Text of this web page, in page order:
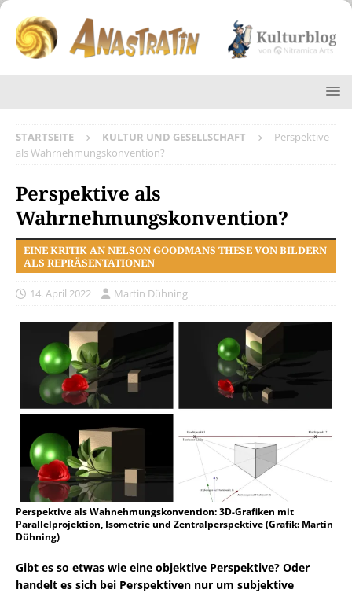
STARTSEITE KULTUR UND GESELLSCHAFT
Perspektive
als Wahrnehmungskonvention?
Perspektive als
Wahrnehmungskonvention?
EINE KRITIK AN NELSON GOODMANS THESE VON BILDERN
ALS REPRÄSENTATIONEN
14. April 2022 Martin Dühning
Perspektive als Wahnehmungskonvention: 3D-Grafiken mit
Parallelprojektion, Isometrie und Zentralperspektive (Grafik: Martin
Dühning)
Gibt es so etwas wie eine objektive Perspektive? Oder
handelt es sich bei Perspektiven nur um subjektive